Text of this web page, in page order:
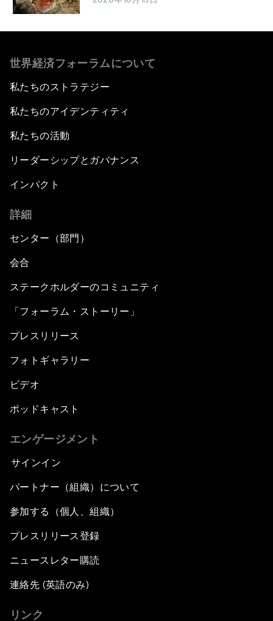
世界経済フォーラムについて
私たちのストラテジー
私たちのアイデンティティ
私たちの活動
リーダーシップとガバナンス
インパクト
詳細
センター（部門）
会合
ステークホルダーのコミュニティ
「フォーラム・ストーリー」
プレスリリース
フォトギャラリー
ビデオ
ポッドキャスト
エンゲージメント
サインイン
パートナー（組織）について
参加する（個人、組織）
プレスリリース登録
ニュースレター購読
連絡先 (英語のみ)
リンク